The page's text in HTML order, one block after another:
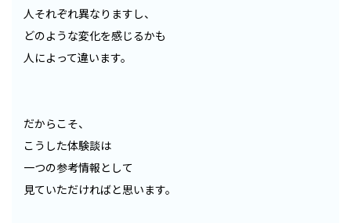
人それぞれ異なりますし、
どのような変化を感じるかも
人によって違います。
だからこそ、
こうした体験談は
一つの参考情報として
見ていただければと思います。